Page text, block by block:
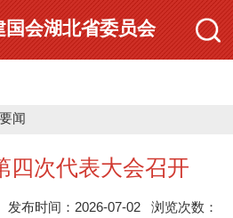
国会湖北省委员会
闻
四次代表大会召开
布时间：2026-07-02 浏览次数：